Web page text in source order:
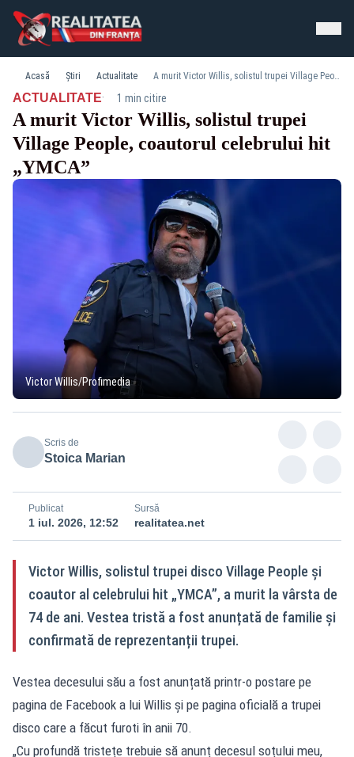
Acasă Știri Actualitate A murit Victor Willis, solistul trupei Village People, coautorul celebrului hit „YMCA”
ACTUALITATE· 1 min citire
A murit Victor Willis, solistul trupei
Village People, coautorul celebrului hit
„YMCA”
Victor Willis/Profimedia
Scris de
Stoica Marian
Publicat
1 iul. 2026, 12:52
Sursă
realitatea.net
Victor Willis, solistul trupei disco Village People și
coautor al celebrului hit „YMCA”, a murit la vârsta de
74 de ani. Vestea tristă a fost anunțată de familie și
confirmată de reprezentanții trupei.
Vestea decesului său a fost anunțată printr-o postare pe
pagina de Facebook a lui Willis și pe pagina oficială a trupei
disco care a făcut furoti în anii 70.
„Cu profundă tristețe trebuie să anunț decesul soțului meu,